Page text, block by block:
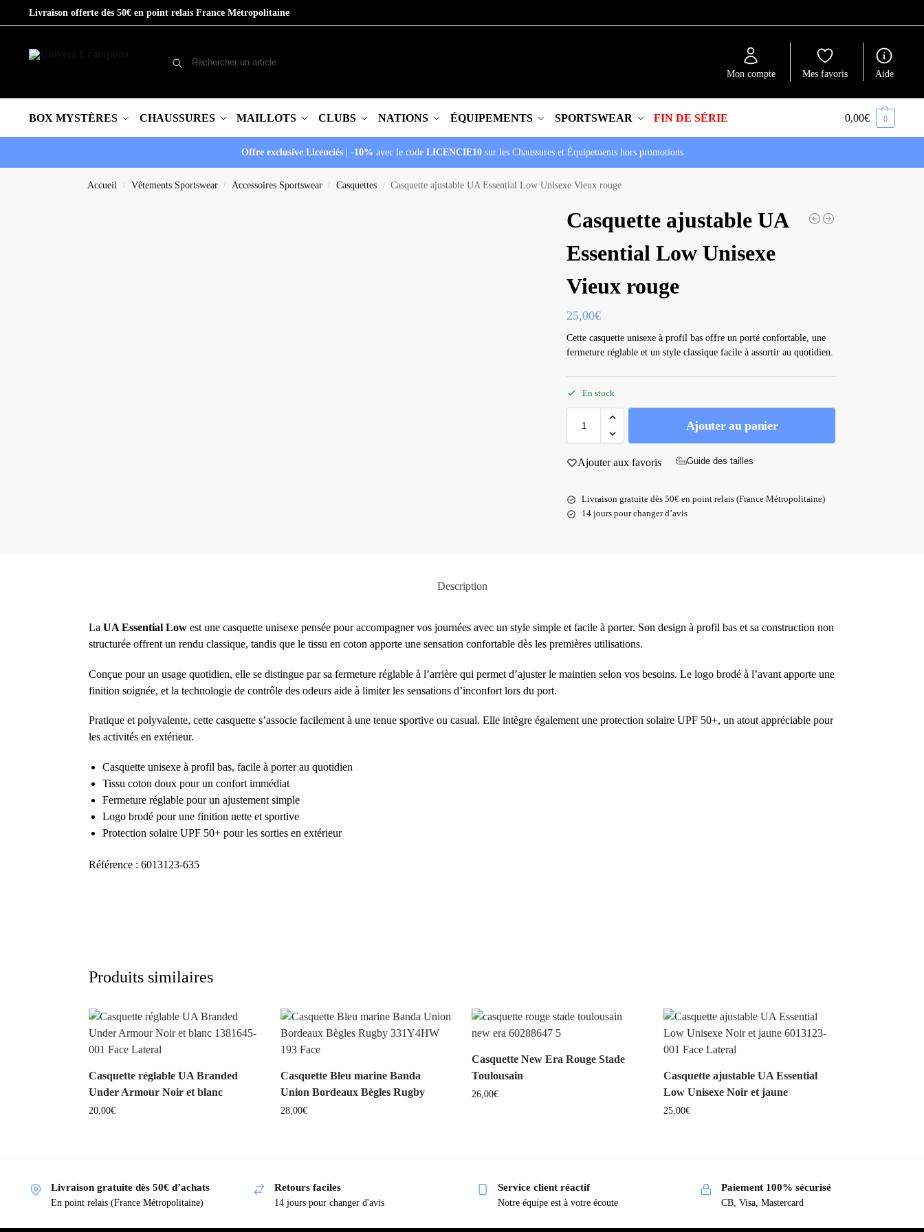
Livraison offerte dès 50€ en point relais France Métropolitaine
Mon compte Mes favoris Aide
BOX MYSTÈRES CHAUSSURES MAILLOTS CLUBS NATIONS ÉQUIPEMENTS SPORTSWEAR FIN DE SÉRIE 0,00€ 0
Offre exclusive Licenciés| -10% avec le code LICENCIE10sur les Chaussures et Équipements hors promotions
Accueil / Vêtements Sportswear / Accessoires Sportswear / Casquettes / Casquette ajustable UA Essential Low Unisexe Vieux rouge
Casquette ajustable UA
Essential Low Unisexe
Vieux rouge
25,00€
Cette casquette unisexe à profil bas offre un porté confortable, une
fermeture réglable et un style classique facile à assortir au quotidien.
En stock
Ajouter au panier
Ajouter aux favoris Guide des tailles
Livraison gratuite dès 50€ en point relais (France Métropolitaine)
14 jours pour changer d’avis
Description
La UA Essential Lowest une casquette unisexe pensée pour accompagner vos journées avec un style simple et facile à porter. Son design à profil bas et sa construction non
structurée offrent un rendu classique, tandis que le tissu en coton apporte une sensation confortable dès les premières utilisations.
Conçue pour un usage quotidien, elle se distingue par sa fermeture réglable à l’arrière qui permet d’ajuster le maintien selon vos besoins. Le logo brodé à l’avant apporte une
finition soignée, et la technologie de contrôle des odeurs aide à limiter les sensations d’inconfort lors du port.
Pratique et polyvalente, cette casquette s’associe facilement à une tenue sportive ou casual. Elle intègre également une protection solaire UPF 50+, un atout appréciable pour
les activités en extérieur.
Casquette unisexe à profil bas, facile à porter au quotidien
Tissu coton doux pour un confort immédiat
Fermeture réglable pour un ajustement simple
Logo brodé pour une finition nette et sportive
Protection solaire UPF 50+ pour les sorties en extérieur
Référence : 6013123-635
Produits similaires
Casquette réglable UA Branded
Under Armour Noir et blanc
20,00€
Casquette Bleu marine Banda
Union Bordeaux Bègles Rugby
28,00€
Casquette New Era Rouge Stade
Toulousain
26,00€
Casquette ajustable UA Essential
Low Unisexe Noir et jaune
25,00€
Livraison gratuite dès 50€ d’achats
En point relais (France Métropolitaine)
Retours faciles
14 jours pour changer d'avis
Service client réactif
Notre équipe est à votre écoute
Paiement 100% sécurisé
CB, Visa, Mastercard